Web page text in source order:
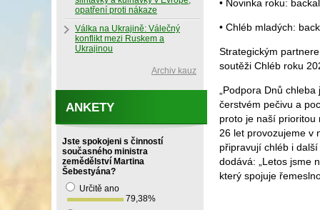
• Novinka roku:
• Chléb mladých:
Strategickým
soutěži Chléb roku
„Podpora Dnů
čerstvém pečivu a
proto je naší prioritou
26 let provozujeme v
připravují chléb i
dodává: „Letos jsme
který spojuje
opatření proti nákaze
Válka na Ukrajině: Válečný
konflikt mezi Ruskem a
Ukrajinou
Archiv kauz
ANKETY
Jste spokojeni s činností
současného ministra
zemědělství Martina
Šebestyána?
Určitě ano
79,38%